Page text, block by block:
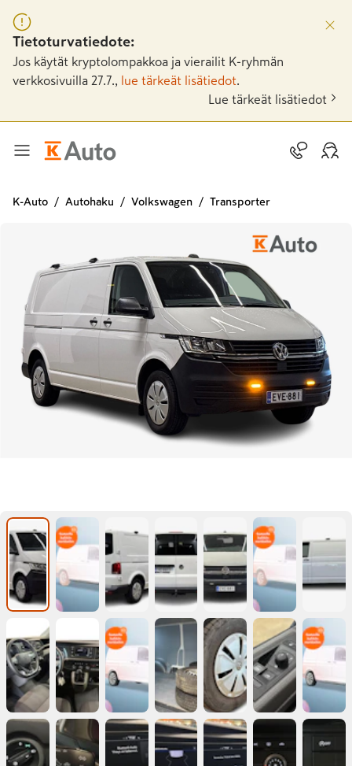
Tietoturvatiedote:
Jos käytät kryptolompakkoa ja vierailit K-ryhmän
verkkosivuilla 27.7.,
lue tärkeät lisätiedot
Lue tärkeät lisätiedot
K-Auto Autohaku Volkswagen Transporter